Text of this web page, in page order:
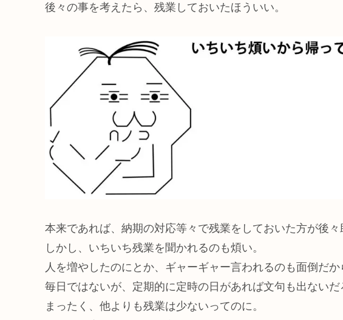
後々の事を考えたら、残業しておいたほういい。
本来であれば、納期の対応等々で残業をしておいた方が後々
しかし、いちいち残業を聞かれるのも煩い。
人を増やしたのにとか、ギャーギャー言われるのも面倒だか
毎日ではないが、定期的に定時の日があれば文句も出ないだ
まったく、他よりも残業は少ないってのに。